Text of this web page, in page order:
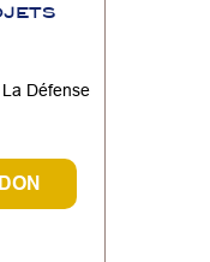
La Défense